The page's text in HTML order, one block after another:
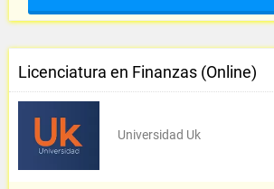
Licenciatura en Finanzas (Online)
Universidad Uk